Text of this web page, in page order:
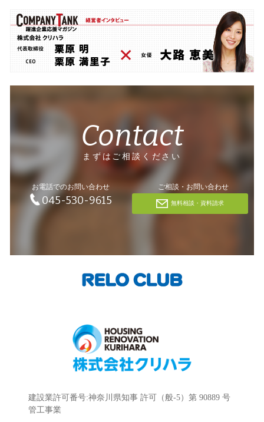
Contact
まずはご相談ください
お電話でのお問い合わせ
045-530-9615
ご相談・お問い合わせ
無料相談・資料請求
建設業許可番号:神奈川県知事 許可（般-5）第 90889 号
管工事業